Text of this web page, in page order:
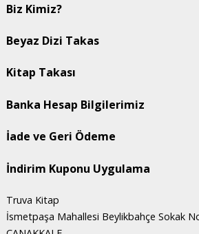
Biz Kimiz?
Beyaz Dizi Takas
Kitap Takası
Banka Hesap Bilgilerimiz
İade ve Geri Ödeme
İndirim Kuponu Uygulama
Truva Kitap
İsmetpaşa Mahallesi Beylikbahçe Sokak